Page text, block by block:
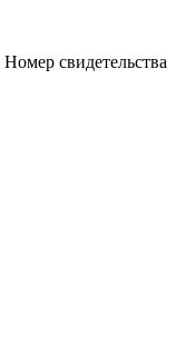
Номер свидетельства